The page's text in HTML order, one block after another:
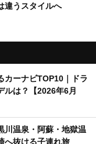
違うスタイルへ
カーナビTOP10｜ドラ
ルは？【2026年6月
川温泉・阿蘇・地獄温
へ抜ける子連れ旅